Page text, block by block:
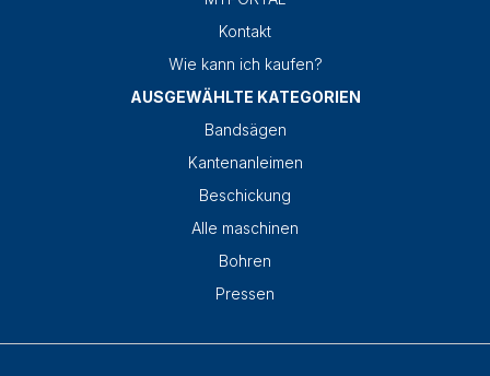
Kontakt
Wie kann ich kaufen?
AUSGEWÄHLTE KATEGORIEN
Bandsägen
Kantenanleimen
Beschickung
Alle maschinen
Bohren
Pressen